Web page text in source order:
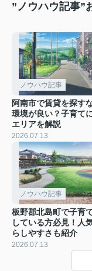
”ノウハウ記事”
ノウハウ記事
阿南市で賃貸を探す
環境が良い？子育て
エリアを解説
2026.07.13
ノウハウ記事
板野郡北島町で子育
している方必見！人
らしやすさも紹介
2026.07.13